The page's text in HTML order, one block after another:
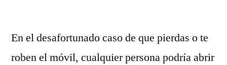
En el desafortunado caso de que pierdas o te
roben el móvil, cualquier persona podría abrir